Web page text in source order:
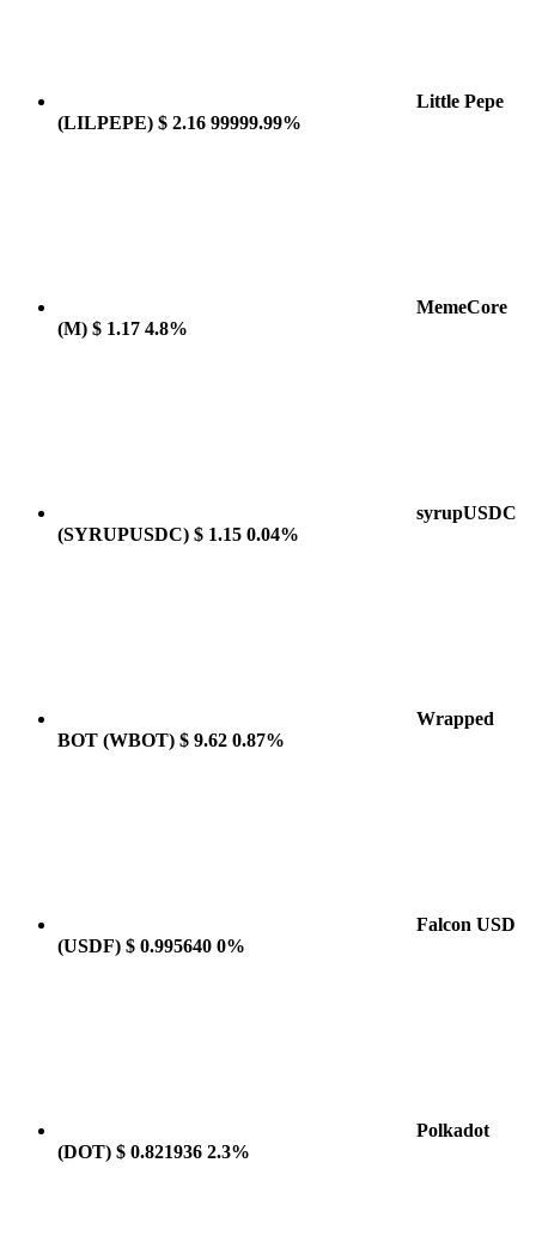
Little Pepe
(LILPEPE) $ 2.16 99999.99%
MemeCore
(M) $ 1.17 4.8%
syrupUSDC
(SYRUPUSDC) $ 1.15 0.04%
Wrapped
BOT (WBOT) $ 9.62 0.87%
Falcon USD
(USDF) $ 0.995640 0%
Polkadot
(DOT) $ 0.821936 2.3%